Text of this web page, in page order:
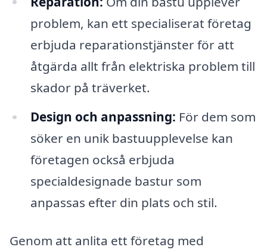
problem, kan ett specialiserat företag
erbjuda reparationstjänster för att
åtgärda allt från elektriska problem till
skador på träverket.
Design och anpassning: För dem som
söker en unik bastuupplevelse kan
företagen också erbjuda
specialdesignade bastur som
anpassas efter din plats och stil.
Genom att anlita ett företag med